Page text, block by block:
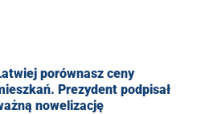
porównasz ceny
Prezydent podpisał
nowelizację